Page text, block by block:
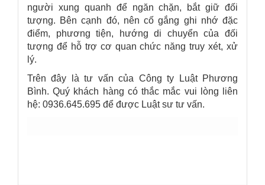
người xung quanh để ngăn chặn, bắt giữ đối
tượng. Bên cạnh đó, nên cố gắng ghi nhớ đặc
điểm, phương tiện, hướng di chuyển của đối
tượng để hỗ trợ cơ quan chức năng truy xét, xử
lý.
Trên đây là tư vấn của Công ty Luật Phương
Bình. Quý khách hàng có thắc mắc vui lòng liên
hệ: 0936.645.695 để được Luật sư tư vấn.